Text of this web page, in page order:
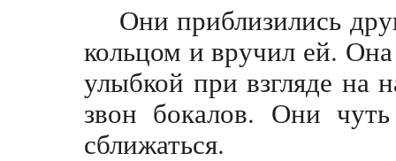
Они приблизились
кольцом и вручил ей.
улыбкой при взгляде на
звон бокалов. Они
сближаться.